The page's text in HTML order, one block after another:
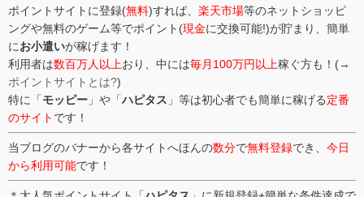
ポイントサイトに登録(無料)すれば、 楽天市場等のネットショッピ
ングや無料のゲーム等でポイント(現金に交換可能!)が貯まり、簡単
にお小遣いが稼げます！
利用者は数百万人以上おり、中には毎月100万円以上稼ぐ方も！(→
ポイントサイトとは?)
特に「モッピー 」や「ハピタス 」等は初心者でも簡単に稼げる定番
のサイト です！
当ブログのバナーから各サイトへほんの数分で無料登録でき、 今日
から利用可能です！